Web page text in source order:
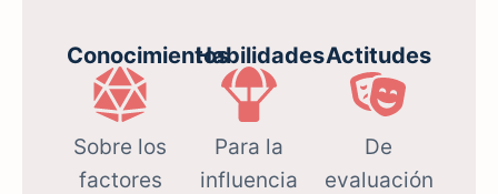
Conocimientos
Sobre los
factores
Habilidades
Para la
influencia
Actitudes
De
evaluación